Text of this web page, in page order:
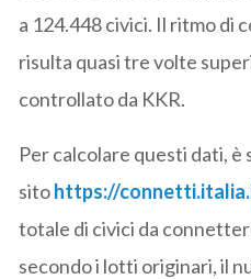
a 124.448 civici. Il ritmo di
risulta quasi tre volte
controllato da KKR.
Per calcolare questi dati,
sitohttps://
totale di civici da
secondo i lotti originari, il